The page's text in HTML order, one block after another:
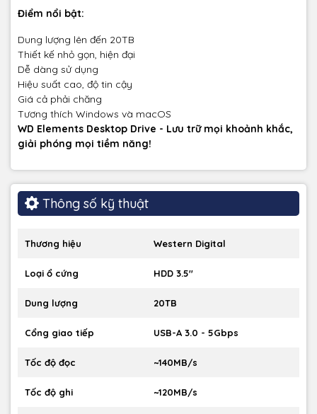
Điểm nổi bật:
Dung lượng lên đến 20TB
Thiết kế nhỏ gọn, hiện đại
Dễ dàng sử dụng
Hiệu suất cao, độ tin cậy
Giá cả phải chăng
Tương thích Windows và macOS
WD Elements Desktop Drive - Lưu trữ mọi khoảnh khắc,
giải phóng mọi tiềm năng!
Thông số kỹ thuật
Thương hiệu Western Digital
Loại ổ cứng HDD 3.5''
Dung lượng 20TB
Cổng giao tiếp USB-A 3.0 - 5Gbps
Tốc độ đọc ~140MB/s
Tốc độ ghi ~120MB/s